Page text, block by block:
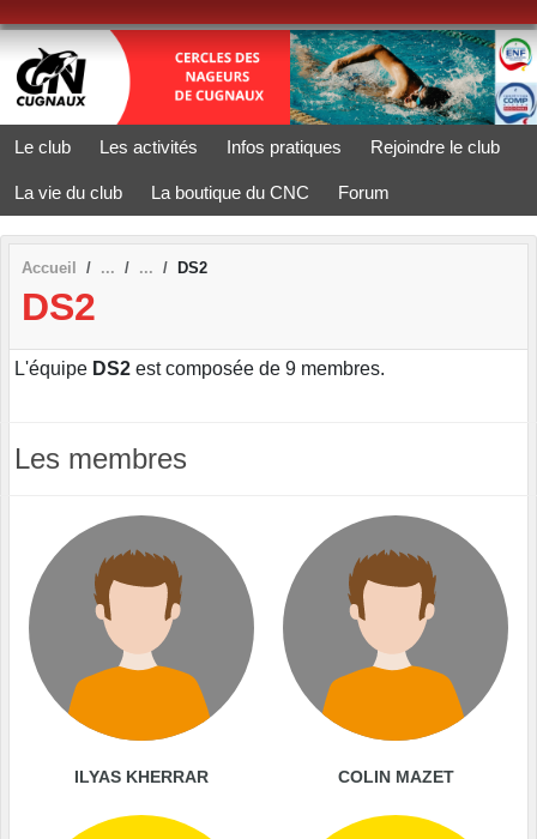
Le club Les activités Infos pratiques Rejoindre le club
La vie du club La boutique du CNC Forum
Accueil DS2
DS2
L'équipe DS2 est composée de 9 membres.
Les membres
ILYAS KHERRAR COLIN MAZET